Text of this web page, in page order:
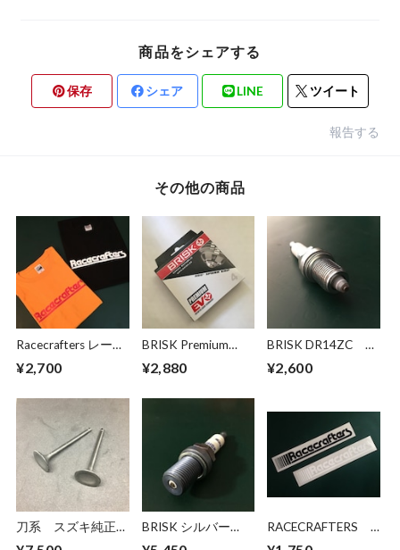
商品をシェアする
保存 シェア LINE ツイート
報告する
その他の商品
Racecrafters レース
ィシャル ロゴTシャ
ト送料無料）
¥2,700
BRISK Premium
SXC BFXC) ブリスク
¥2,880
BRISK DR14ZC ブ
ーク ZC/ZSシリー
¥2,600
刀系 スズキ純正
BRISK シルバー
RACECRAFTERS